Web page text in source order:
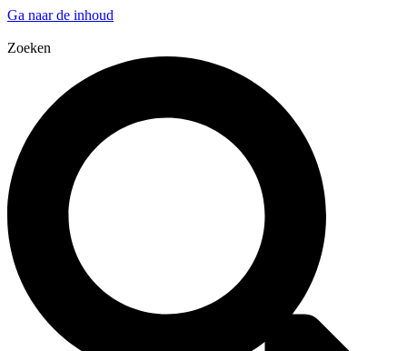
Ga naar de inhoud
Zoeken